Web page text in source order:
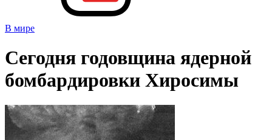
В мире
Сегодня годовщина ядерной
бомбардировки Хиросимы